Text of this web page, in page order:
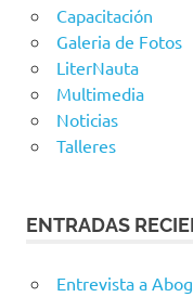
Capacitación
Galeria de Fotos
LiterNauta
Multimedia
Noticias
Talleres
ENTRADAS
Entrevista a